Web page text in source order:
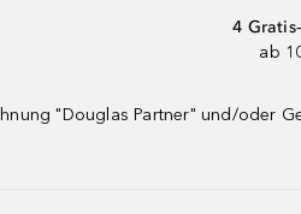
4
ab
"Douglas Partner" und/oder